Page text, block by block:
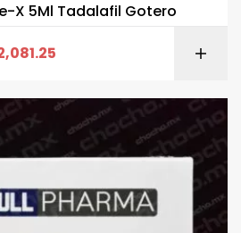
X 5Ml Tadalafil Gotero